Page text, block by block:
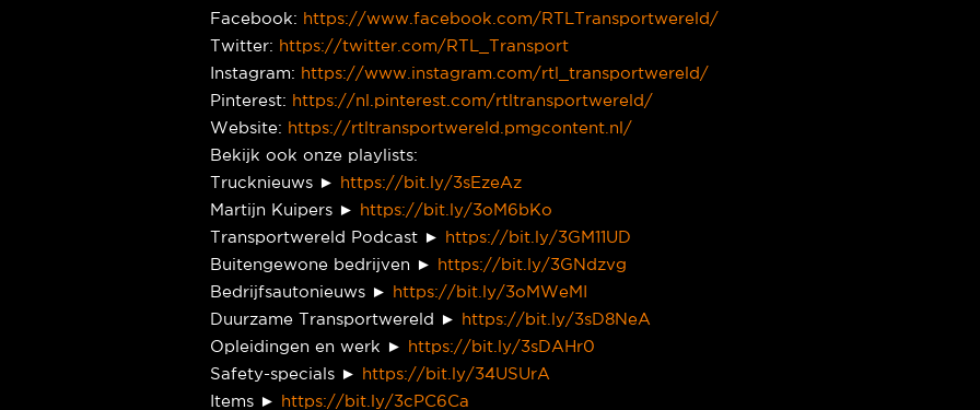
Facebook:
https://www.facebook.com/RTLTransportwereld/
Twitter:
https://twitter.com/RTL_Transport
Instagram:
https://www.instagram.com/rtl_transportwereld/
Pinterest:
https://nl.pinterest.com/rtltransportwereld/
Website:
https://rtltransportwereld.pmgcontent.nl/
Bekijk ook onze playlists:
Trucknieuws ►
https://bit.ly/3sEzeAz
Martijn Kuipers ►
https://bit.ly/3oM6bKo
Transportwereld Podcast ►
https://bit.ly/3GM11UD
Buitengewone bedrijven ►
https://bit.ly/3GNdzvg
Bedrijfsautonieuws ►
https://bit.ly/3oMWeMI
Duurzame Transportwereld ►
https://bit.ly/3sD8NeA
Opleidingen en werk ►
https://bit.ly/3sDAHr0
Safety-specials ►
https://bit.ly/34USUrA
Items ►
https://bit.ly/3cPC6Ca